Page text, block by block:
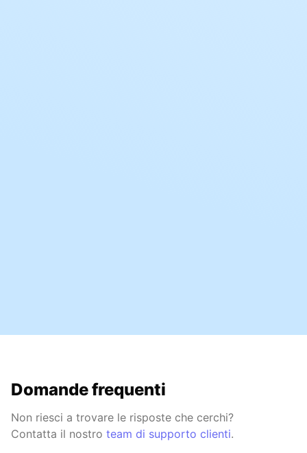
Domande frequenti
Non riesci a trovare le risposte che cerchi?
Contatta il nostro team di supporto clienti.